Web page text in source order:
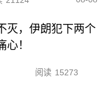
灭，伊朗犯下两个
心！
阅读 15273